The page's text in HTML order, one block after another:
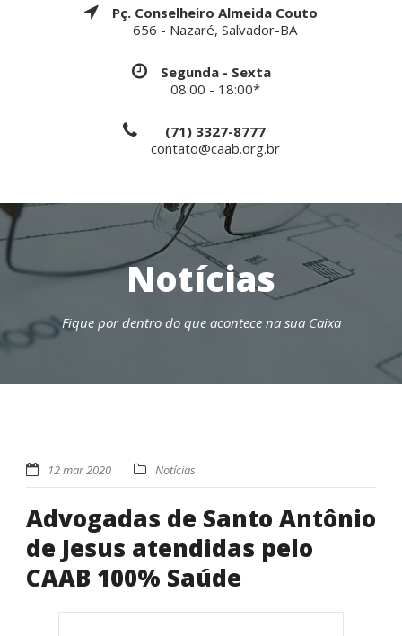
Pç. Conselheiro Almeida Couto
656 - Nazaré, Salvador-BA
Segunda - Sexta
08:00 - 18:00*
(71) 3327-8777
contato@caab.org.br
Notícias
Fique por dentro do que acontece na sua Caixa
12 mar 2020 Notícias
Advogadas de Santo Antônio
de Jesus atendidas pelo
CAAB 100% Saúde